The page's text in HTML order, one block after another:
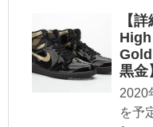
【
黒金
2020
を予